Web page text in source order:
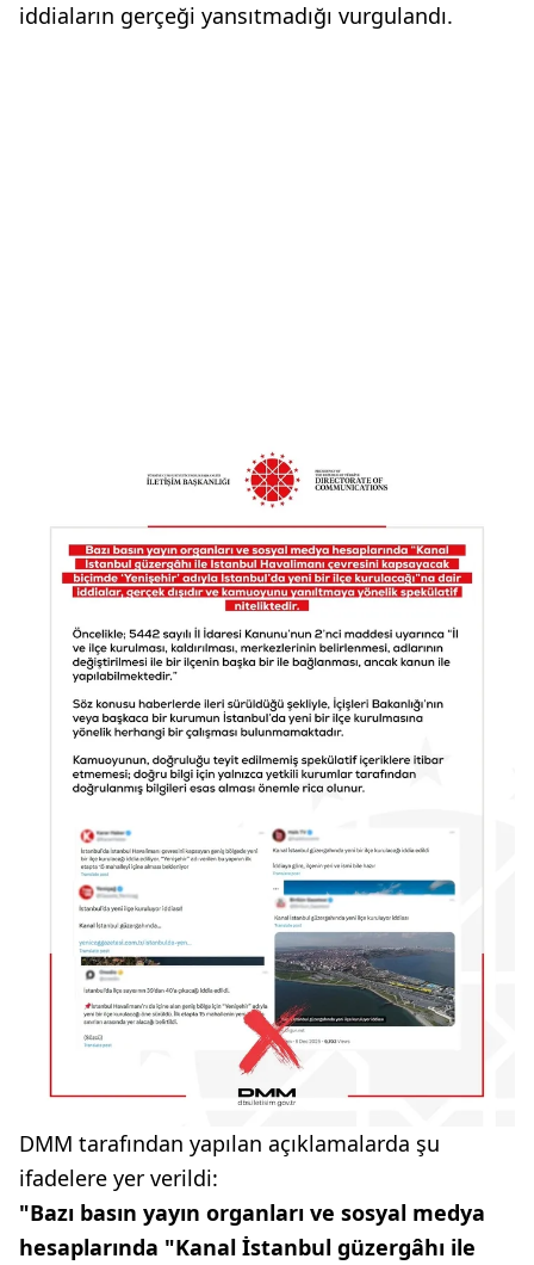
iddiaların gerçeği yansıtmadığı vurgulandı.
DMM tarafından yapılan açıklamalarda şu
ifadelere yer verildi:
"Bazı basın yayın organları ve sosyal medya
hesaplarında "Kanal İstanbul güzergâhı ile